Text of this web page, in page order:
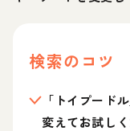
検索のコツ
「トイプード
変えてお試しく